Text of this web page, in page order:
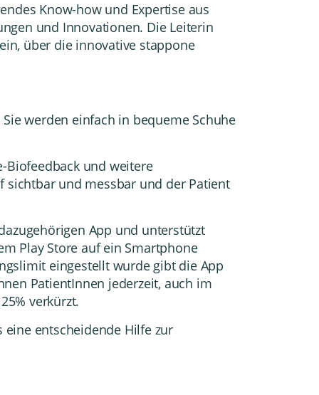
Know-how und Expertise aus
und Innovationen. Die Leiterin
über die innovative stappone
werden einfach in bequeme Schuhe
Biofeedback und weitere
sichtbar und messbar und der Patient
App und unterstützt
Play Store auf ein Smartphone
eingestellt wurde gibt die App
PatientInnen jederzeit, auch im
verkürzt.
entscheidende Hilfe zur